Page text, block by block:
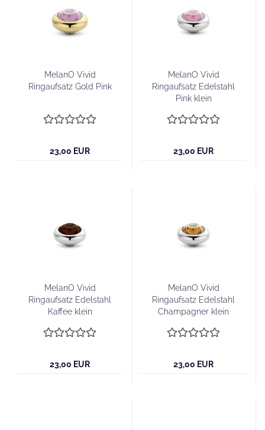
MelanO Vivid
Ringaufsatz Gold Pink
23,00 EUR
MelanO Vivid
Ringaufsatz Edelstahl
Pink klein
23,00 EUR
MelanO Vivid
Ringaufsatz Edelstahl
Kaffee klein
23,00 EUR
MelanO Vivid
Ringaufsatz Edelstahl
Champagner klein
23,00 EUR